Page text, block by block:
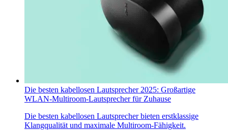
Die besten kabellosen Lautsprecher 2025: Großartige
WLAN-Multiroom-Lautsprecher für Zuhause
Die besten kabellosen Lautsprecher bieten erstklassige
Klangqualität und maximale Multiroom-Fähigkeit.